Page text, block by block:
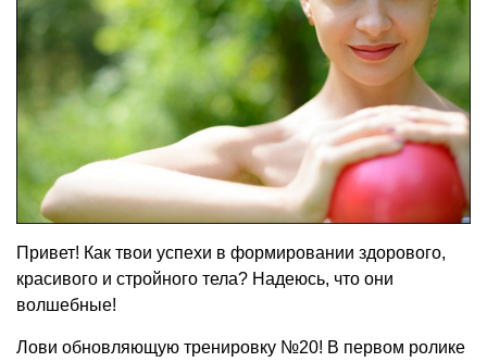
Привет! Как твои успехи в формировании здорового,
красивого и стройного тела? Надеюсь, что они
волшебные!
Лови обновляющую тренировку №20! В первом ролике